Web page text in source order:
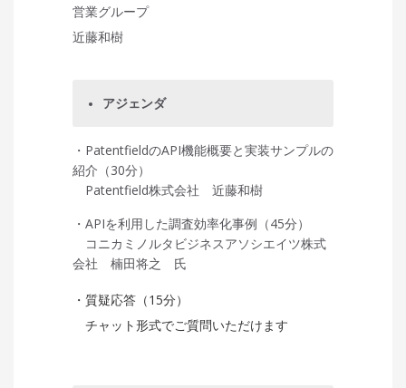
営業グループ
近藤和樹
アジェンダ
・PatentfieldのAPI機能概要と実装サンプルの
紹介（30分）
Patentfield株式会社 近藤和樹
・APIを利用した調査効率化事例（45分）
コニカミノルタビジネスアソシエイツ株式
会社 楠田将之 氏
・質疑応答（15分）
チャット形式でご質問いただけます